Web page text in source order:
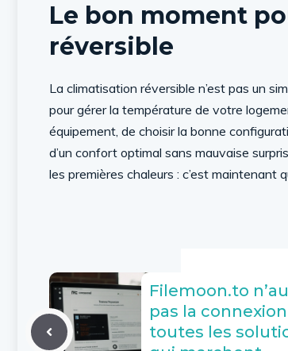
Le bon moment
réversible
La climatisation réversible n’est pas un
pour gérer la température de votre
équipement, de choisir la bonne
d’un confort optimal sans mauvaise
les premières chaleurs : c’est maintenant
Filemoon.to
pas la connexion
toutes les